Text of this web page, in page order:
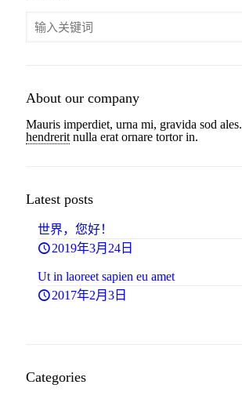
About our company
Mauris imperdiet, urna mi, gravida sod ales.
hendrerit nulla erat ornare tortor in.
Latest posts
世界，您好！
2019年3月24日
Ut in laoreet sapien eu amet
2017年2月3日
Categories